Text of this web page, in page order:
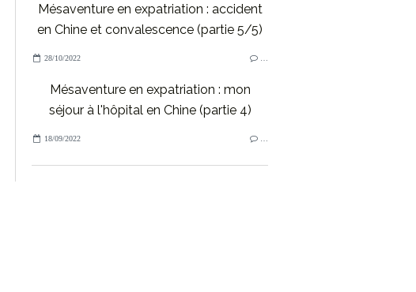
Mésaventure en expatriation : accident
en Chine et convalescence (partie 5/5)
28/10/2022
Mésaventure en expatriation : mon
séjour à l'hôpital en Chine (partie 4)
18/09/2022